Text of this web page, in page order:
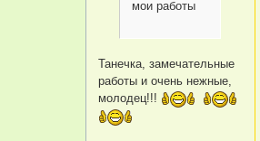
мои работы
Танечка, замечательные
работы и очень нежные,
молодец!!!